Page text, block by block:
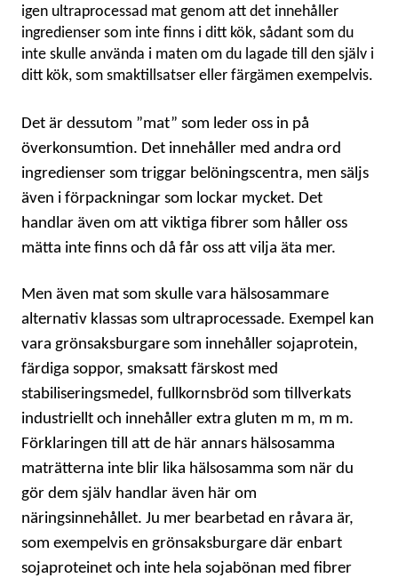
igen ultraprocessad mat genom att det innehåller
ingredienser som inte finns i ditt kök, sådant som du
inte skulle använda i maten om du lagade till den själv i
ditt kök, som smaktillsatser eller färgämen exempelvis.
Det är dessutom ”mat” som leder oss in på
överkonsumtion. Det innehåller med andra ord
ingredienser som triggar belöningscentra, men säljs
även i förpackningar som lockar mycket. Det
handlar även om att viktiga fibrer som håller oss
mätta inte finns och då får oss att vilja äta mer.
Men även mat som skulle vara hälsosammare
alternativ klassas som ultraprocessade. Exempel kan
vara grönsaksburgare som innehåller sojaprotein,
färdiga soppor, smaksatt färskost med
stabiliseringsmedel, fullkornsbröd som tillverkats
industriellt och innehåller extra gluten m m, m m.
Förklaringen till att de här annars hälsosamma
maträtterna inte blir lika hälsosamma som när du
gör dem själv handlar även här om
näringsinnehållet. Ju mer bearbetad en råvara är,
som exempelvis en grönsaksburgare där enbart
sojaproteinet och inte hela sojabönan med fibrer